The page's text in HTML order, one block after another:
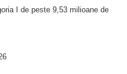
I de peste 9,53 milioane de